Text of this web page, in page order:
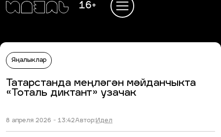
16+
Яңалыклар
Татарстанда меңләгән мәйданчыкта
«Тоталь диктант» узачак
8 апреля 2026 - 13:42Автор:Идел